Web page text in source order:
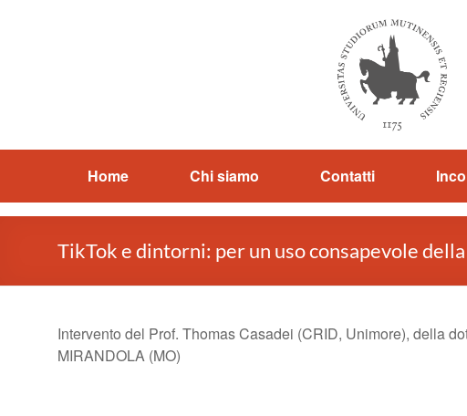
Home Chi siamo Contatti
TikTok e dintorni: per un uso consapevole
Intervento del Prof. Thomas Casadei (CRID, Unimore), della
MIRANDOLA (MO)